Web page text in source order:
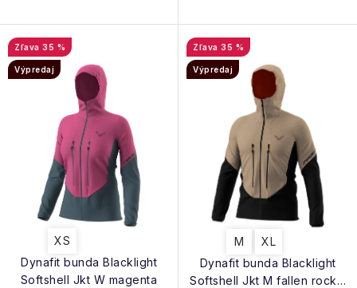
Dynafit bunda Blacklight
Softshell Jkt W magenta
35 %
Výpredaj
XS
Dynafit bunda Blacklight
Softshell Jkt M fallen rock -
35 %
Výpredaj
M XL